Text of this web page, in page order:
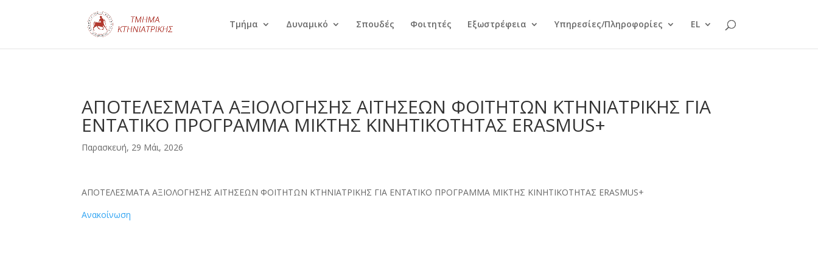
Τμήμα Δυναμικό Σπουδές Φοιτητές Εξωστρέφεια Υπηρεσίες/Πληροφορίες EL
ΑΠΟΤΕΛΕΣΜΑΤΑ ΑΞΙΟΛΟΓΗΣΗΣ ΑΙΤΗΣΕΩΝ ΦΟΙΤΗΤΩΝ ΚΤΗΝΙΑΤΡΙΚΗΣ ΓΙΑ
ΕΝΤΑΤΙΚΟ ΠΡΟΓΡΑΜΜΑ ΜΙΚΤΗΣ ΚΙΝΗΤΙΚΟΤΗΤΑΣ ERASMUS+
Παρασκευή, 29 Μάι, 2026
ΑΠΟΤΕΛΕΣΜΑΤΑ ΑΞΙΟΛΟΓΗΣΗΣ ΑΙΤΗΣΕΩΝ ΦΟΙΤΗΤΩΝ ΚΤΗΝΙΑΤΡΙΚΗΣ ΓΙΑ ΕΝΤΑΤΙΚΟ ΠΡΟΓΡΑΜΜΑ ΜΙΚΤΗΣ ΚΙΝΗΤΙΚΟΤΗΤΑΣ ERASMUS+
Ανακοίνωση